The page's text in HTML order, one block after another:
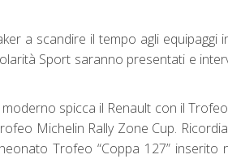
a scandire il tempo agli equipaggi
Sport saranno presentati e
spicca il Renault con il Trofeo
Michelin Rally Zone Cup.
Trofeo “Coppa 127” inserito